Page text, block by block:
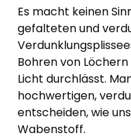
Es macht keinen
gefalteten und
Bohren von
Licht durchlässt.
hochwertigen,
entscheiden, wie
Wabenstoff.